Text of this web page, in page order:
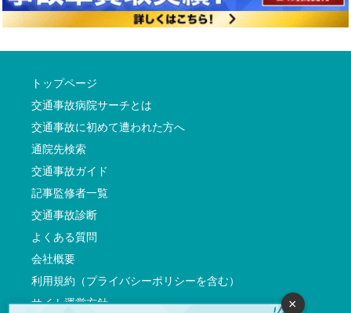
トップページ
交通事故病院サーチとは
交通事故に初めて遭われた方へ
通院先検索
交通事故ガイド
記事監修者一覧
交通事故診断
よくある質問
会社概要
利用規約（プライバシーポリシーを含む）
サイト運営方針
×